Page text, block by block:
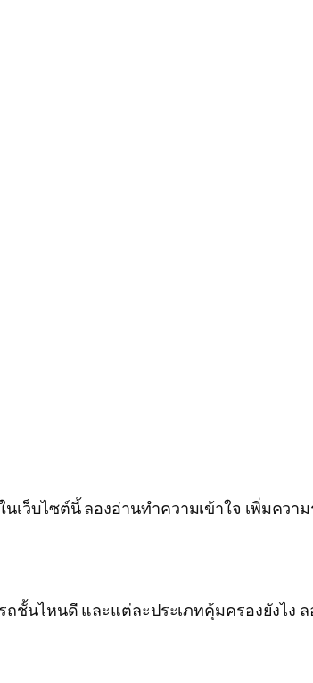
ว็บไซต์นี้ ลองอ่านทำความเข้าใจ เพิ่มควา
ชั้นไหนดี และแต่ละประเภทคุ้มครองยังไง